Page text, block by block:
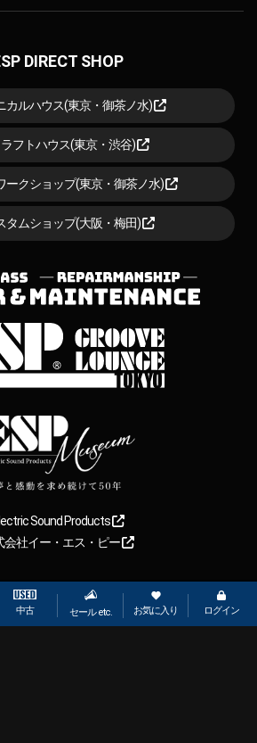
中古 セール etc. お気に入り ログイン
DIRECT SHOP
カルハウス(東京・御茶ノ水)
ラフトハウス(東京・渋谷)
ークショップ(東京・御茶ノ水)
タムショップ(大阪・梅田)
Sound Products
会社イー・エス・ピー
】BIGBOSS オンラインマーケット(ギター＆
ース). All rights reserved.